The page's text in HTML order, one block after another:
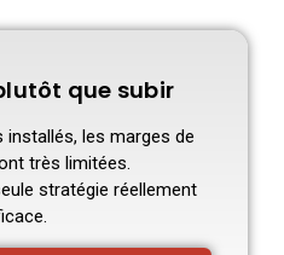
que subir
les marges de
très limitées.
stratégie réellement